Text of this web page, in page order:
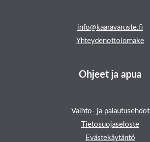
info@kaaravaruste.fi
Yhteydenottolomake
Ohjeet ja apua
Vaihto- ja palautusehdot
Tietosuojaseloste
Evästekäytäntö